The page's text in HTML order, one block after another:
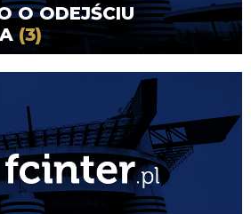
O ODEJŚCIU
(3)